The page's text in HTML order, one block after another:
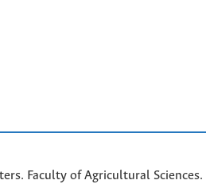
Faculty of Agricultural Sciences.